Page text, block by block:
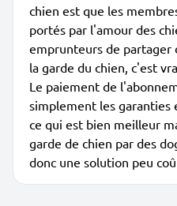
chien est que les
portés par l'amour des
emprunteurs de partager
la garde du chien, c'est
Le paiement de
simplement les garanties
ce qui est bien meilleur
garde de chien par des
donc une solution peu